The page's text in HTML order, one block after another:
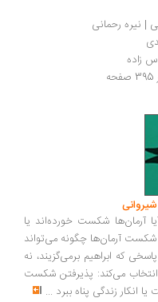
رحمانی
شکست خورده‌اند یا
چگونه می‌تواند
برمی‌گزیند، نه
می‌کند: پذیرفتن شکست
زندگی پناه ببرد...